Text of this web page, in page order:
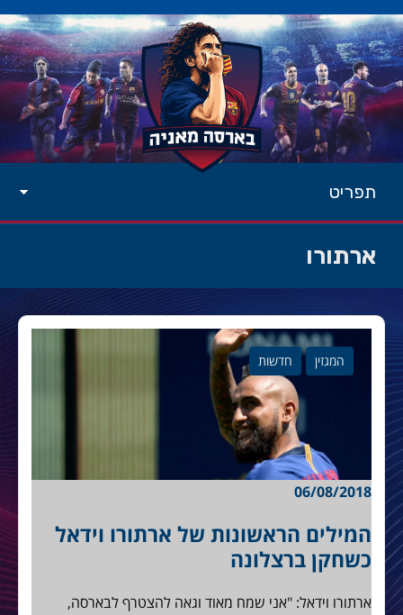
תפריט
ארתורו
המגזין חדשות
06/08/2018
המילים הראשונות של ארתורו וידאל
כשחקן ברצלונה
ארתורו וידאל: "אני שמח מאוד וגאה להצטרף לבארסה,